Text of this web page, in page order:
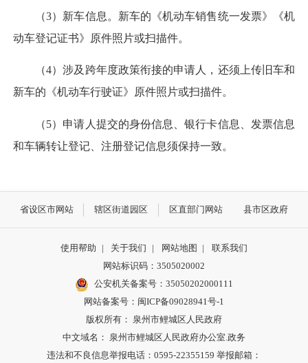
（3）新车信息。新车的《机动车销售统一发票》《机
动车登记证书》原件照片或扫描件。
（4）涉及跨年度政策衔接的申请人，还须上传旧车和
新车的《机动车行驶证》原件照片或扫描件。
（5）申请人提交的身份信息、银行卡信息、发票信息
和车辆转让登记、注册登记信息须保持一致。
省设区市网站 辖区街道园区 区直部门网站 县市区政府
使用帮助 | 关于我们 | 网站地图 |
联系我们
网站标识码：3505020002
公安机关备案号：35050202000111
网站备案号：闽ICP备09028941号-1
版权所有： 泉州市鲤城区人民政府
中文域名： 泉州市鲤城区人民政府办公室.政务
违法和不良信息举报电话：0595-22355159 举报邮箱：